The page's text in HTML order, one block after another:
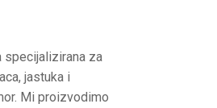
specijalizirana za
jastuka i
Mi proizvodimo